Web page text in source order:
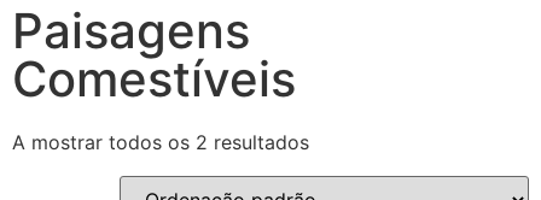
Paisagens
Comestíveis
A mostrar todos os 2 resultados